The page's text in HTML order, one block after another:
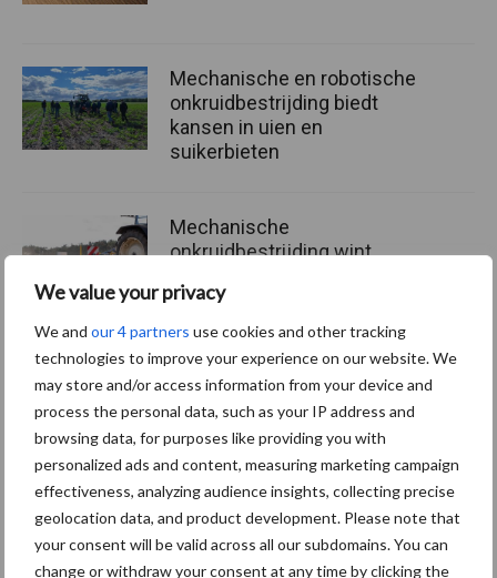
We value your privacy
We and our 4 partners use cookies and other tracking
technologies to improve your experience on our website. We
may store and/or access information from your device and
process the personal data, such as your IP address and
browsing data, for purposes like providing you with
personalized ads and content, measuring marketing campaign
effectiveness, analyzing audience insights, collecting precise
geolocation data, and product development. Please note that
your consent will be valid across all our subdomains. You can
change or withdraw your consent at any time by clicking the
Mechanische en robotische
onkruidbestrijding biedt
kansen in uien en
suikerbieten
Mechanische
onkruidbestrijding wint
Themapagina's
Machines Duurzaamheid